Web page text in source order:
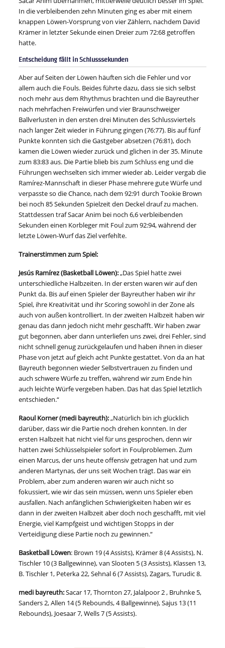
In die verbleibenden zehn Minuten ging es aber mit einem
knappen Löwen-Vorsprung von vier Zählern, nachdem David
Krämer in letzter Sekunde einen Dreier zum 72:68 getroffen
hatte.
Entscheidung fällt in Schlusssekunden
Aber auf Seiten der Löwen häuften sich die Fehler und vor
allem auch die Fouls. Beides führte dazu, dass sie sich selbst
noch mehr aus dem Rhythmus brachten und die Bayreuther
nach mehrfachen Freiwürfen und vier Braunschweiger
Ballverlusten in den ersten drei Minuten des Schlussviertels
nach langer Zeit wieder in Führung gingen (76:77). Bis auf fünf
Punkte konnten sich die Gastgeber absetzen (76:81), doch
kamen die Löwen wieder zurück und glichen in der 35. Minute
zum 83:83 aus. Die Partie blieb bis zum Schluss eng und die
Führungen wechselten sich immer wieder ab. Leider vergab die
Ramírez-Mannschaft in dieser Phase mehrere gute Würfe und
verpasste so die Chance, nach dem 92:91 durch Tookie Brown
bei noch 85 Sekunden Spielzeit den Deckel drauf zu machen.
Stattdessen traf Sacar Anim bei noch 6,6 verbleibenden
Sekunden einen Korbleger mit Foul zum 92:94, während der
letzte Löwen-Wurf das Ziel verfehlte.
Trainerstimmen zum Spiel:
Jesús Ramírez (Basketball Löwen):„Das Spiel hatte zwei
unterschiedliche Halbzeiten. In der ersten waren wir auf den
Punkt da. Bis auf einen Spieler der Bayreuther haben wir ihr
Spiel, ihre Kreativität und ihr Scoring sowohl in der Zone als
auch von außen kontrolliert. In der zweiten Halbzeit haben wir
genau das dann jedoch nicht mehr geschafft. Wir haben zwar
gut begonnen, aber dann unterliefen uns zwei, drei Fehler, sind
nicht schnell genug zurückgelaufen und haben ihnen in dieser
Phase von jetzt auf gleich acht Punkte gestattet. Von da an hat
Bayreuth begonnen wieder Selbstvertrauen zu finden und
auch schwere Würfe zu treffen, während wir zum Ende hin
auch leichte Würfe vergeben haben. Das hat das Spiel letztlich
entschieden.“
Raoul Korner (medi bayreuth):„Natürlich bin ich glücklich
darüber, dass wir die Partie noch drehen konnten. In der
ersten Halbzeit hat nicht viel für uns gesprochen, denn wir
hatten zwei Schlüsselspieler sofort in Foulproblemen. Zum
einen Marcus, der uns heute offensiv getragen hat und zum
anderen Martynas, der uns seit Wochen trägt. Das war ein
Problem, aber zum anderen waren wir auch nicht so
fokussiert, wie wir das sein müssen, wenn uns Spieler eben
ausfallen. Nach anfänglichen Schwierigkeiten haben wir es
dann in der zweiten Halbzeit aber doch noch geschafft, mit viel
Energie, viel Kampfgeist und wichtigen Stopps in der
Verteidigung diese Partie noch zu gewinnen.“
Basketball Löwen: Brown 19 (4 Assists), Krämer 8 (4 Assists), N.
Tischler 10 (3 Ballgewinne), van Slooten 5 (3 Assists), Klassen 13,
B. Tischler 1, Peterka 22, Sehnal 6 (7 Assists), Zagars, Turudic 8.
medi bayreuth:Sacar 17, Thornton 27, Jalalpoor 2 , Bruhnke 5,
Sanders 2, Allen 14 (5 Rebounds, 4 Ballgewinne), Sajus 13 (11
Rebounds), Joesaar 7, Wells 7 (5 Assists).